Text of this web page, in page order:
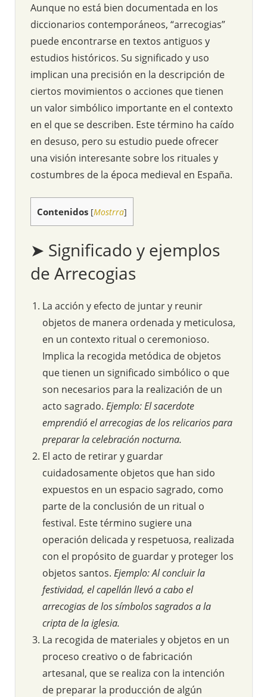
Aunque no está bien documentada en los
diccionarios contemporáneos, “arrecogias”
puede encontrarse en textos antiguos y
estudios históricos. Su significado y uso
implican una precisión en la descripción de
ciertos movimientos o acciones que tienen
un valor simbólico importante en el contexto
en el que se describen. Este término ha caído
en desuso, pero su estudio puede ofrecer
una visión interesante sobre los rituales y
costumbres de la época medieval en España.
Contenidos [Mostrra]
➤ Significado y ejemplos
de Arrecogias
La acción y efecto de juntar y reunir
objetos de manera ordenada y meticulosa,
en un contexto ritual o ceremonioso.
Implica la recogida metódica de objetos
que tienen un significado simbólico o que
son necesarios para la realización de un
acto sagrado. Ejemplo: El sacerdote
emprendió el arrecogias de los relicarios para
preparar la celebración nocturna.
El acto de retirar y guardar
cuidadosamente objetos que han sido
expuestos en un espacio sagrado, como
parte de la conclusión de un ritual o
festival. Este término sugiere una
operación delicada y respetuosa, realizada
con el propósito de guardar y proteger los
objetos santos. Ejemplo: Al concluir la
festividad, el capellán llevó a cabo el
arrecogias de los símbolos sagrados a la
cripta de la iglesia.
La recogida de materiales y objetos en un
proceso creativo o de fabricación
artesanal, que se realiza con la intención
de preparar la producción de algún